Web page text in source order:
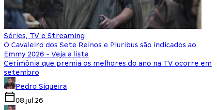
Séries, TV e Streaming
O Cavaleiro dos Sete Reinos e Pluribus são indicados ao
Emmy 2026 - Veja a lista
Cerimônia que premia os melhores do ano na TV ocorre em
setembro
Pedro Siqueira
08.jul.26